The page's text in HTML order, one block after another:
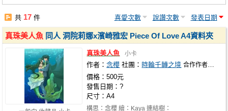
註冊會員
共 17 件 喜愛次數 說讚次數 發表日期
真珠美人魚 同人 洞院莉娜x濱崎雅宏 Piece Of Love A4資料夾
真珠美人魚 小卡
作者：念櫻 社團： 時輪千轉之境 合作作者：
價格：500元
發售日期：?
尺寸：A4
構思：念櫻 繪：Kaya 連結樹：